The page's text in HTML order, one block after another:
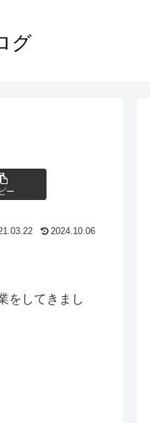
グ
ー
2024.10.06
をしてきまし